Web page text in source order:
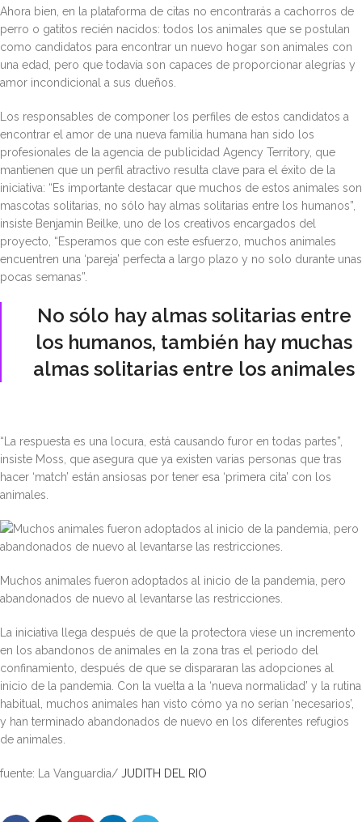
Ahora bien, en la plataforma de citas no encontrarás a cachorros de
perro o gatitos recién nacidos: todos los animales que se postulan
como candidatos para encontrar un nuevo hogar son animales con
una edad, pero que todavía son capaces de proporcionar alegrías y
amor incondicional a sus dueños.
Los responsables de componer los perfiles de estos candidatos a
encontrar el amor de una nueva familia humana han sido los
profesionales de la agencia de publicidad Agency Territory, que
mantienen que un perfil atractivo resulta clave para el éxito de la
iniciativa: “Es importante destacar que muchos de estos animales son
mascotas solitarias, no sólo hay almas solitarias entre los humanos”,
insiste Benjamin Beilke, uno de los creativos encargados del
proyecto, “Esperamos que con este esfuerzo, muchos animales
encuentren una ‘pareja’ perfecta a largo plazo y no solo durante unas
pocas semanas”.
No sólo hay almas solitarias entre
los humanos, también hay muchas
almas solitarias entre los animales
“La respuesta es una locura, está causando furor en todas partes”,
insiste Moss, que asegura que ya existen varias personas que tras
hacer ‘match’ están ansiosas por tener esa ‘primera cita’ con los
animales.
Muchos animales fueron adoptados al inicio de la pandemia, pero
abandonados de nuevo al levantarse las restricciones.
La iniciativa llega después de que la protectora viese un incremento
en los abandonos de animales en la zona tras el periodo del
confinamiento, después de que se dispararan las adopciones al
inicio de la pandemia. Con la vuelta a la ‘nueva normalidad’ y la rutina
habitual, muchos animales han visto cómo ya no serían ‘necesarios’,
y han terminado abandonados de nuevo en los diferentes refugios
de animales.
fuente: La Vanguardia/ JUDITH DEL RIO